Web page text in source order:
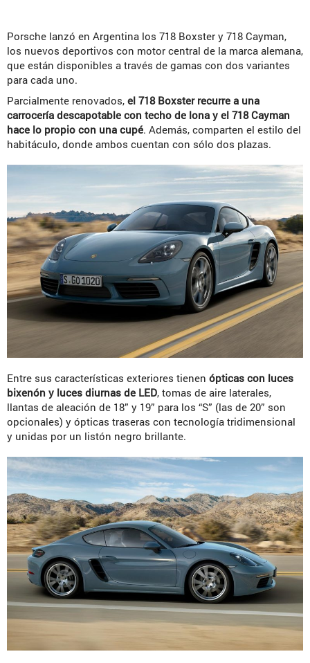
Porsche lanzó en Argentina los 718 Boxster y 718 Cayman,
los nuevos deportivos con motor central de la marca alemana,
que están disponibles a través de gamas con dos variantes
para cada uno.
Parcialmente renovados, el 718 Boxster recurre a una
carrocería descapotable con techo de lona y el 718 Cayman
hace lo propio con una cupé. Además, comparten el estilo del
habitáculo, donde ambos cuentan con sólo dos plazas.
Entre sus características exteriores tienen ópticas con luces
bixenón y luces diurnas de LED, tomas de aire laterales,
llantas de aleación de 18” y 19” para los “S” (las de 20” son
opcionales) y ópticas traseras con tecnología tridimensional
y unidas por un listón negro brillante.